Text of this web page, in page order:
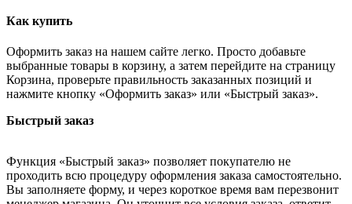
Как купить
Оформить заказ на нашем сайте легко. Просто добавьте
выбранные товары в корзину, а затем перейдите на страницу
Корзина, проверьте правильность заказанных позиций и
нажмите кнопку «Оформить заказ» или «Быстрый заказ».
Быстрый заказ
Функция «Быстрый заказ» позволяет покупателю не
проходить всю процедуру оформления заказа самостоятельно.
Вы заполняете форму, и через короткое время вам перезвонит